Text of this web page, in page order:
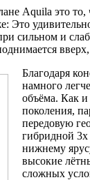
Aquila это
Это
сильном и
Благодаря
намного
объёма. Как
поколения,
передовую
гибридной 3х
нижнему
высокие
сложных